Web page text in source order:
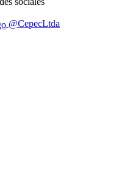
@CepecLtda